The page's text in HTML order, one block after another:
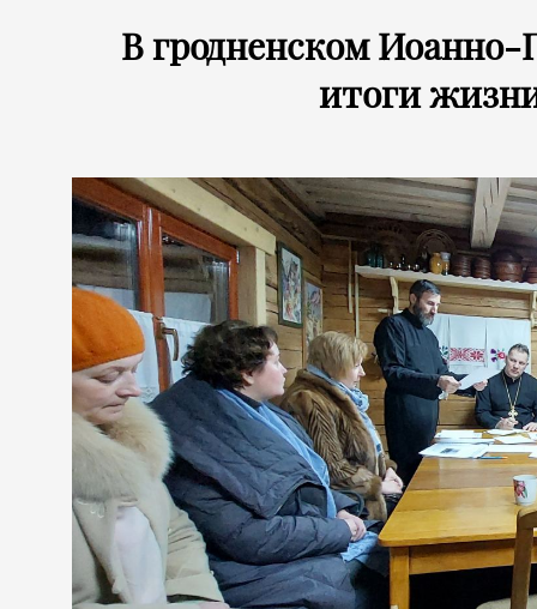
В гродненском Иоанно-
итоги